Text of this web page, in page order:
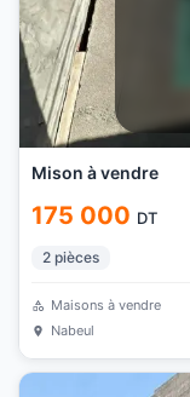
Mison à vendre
175 000 DT
2 pièces
Maisons à vendre
Nabeul